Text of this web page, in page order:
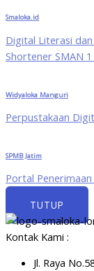
Smaloka.id
Digital Literasi
Shortener SMAN
Widyaloka Manguri
Perpustakaan
SPMB Jatim
Portal
TUTUP
Kontak Kami :
Jl. Raya